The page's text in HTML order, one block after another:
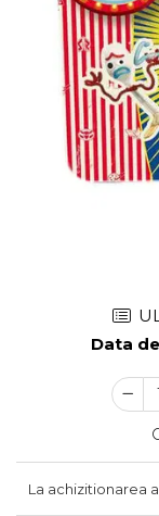
Jocuri pentru 2
Game cunoscute
Carcassonne
Cluedo
Jocuri de masa
Jocuri de
Vezi toate
Data
La achizitionarea